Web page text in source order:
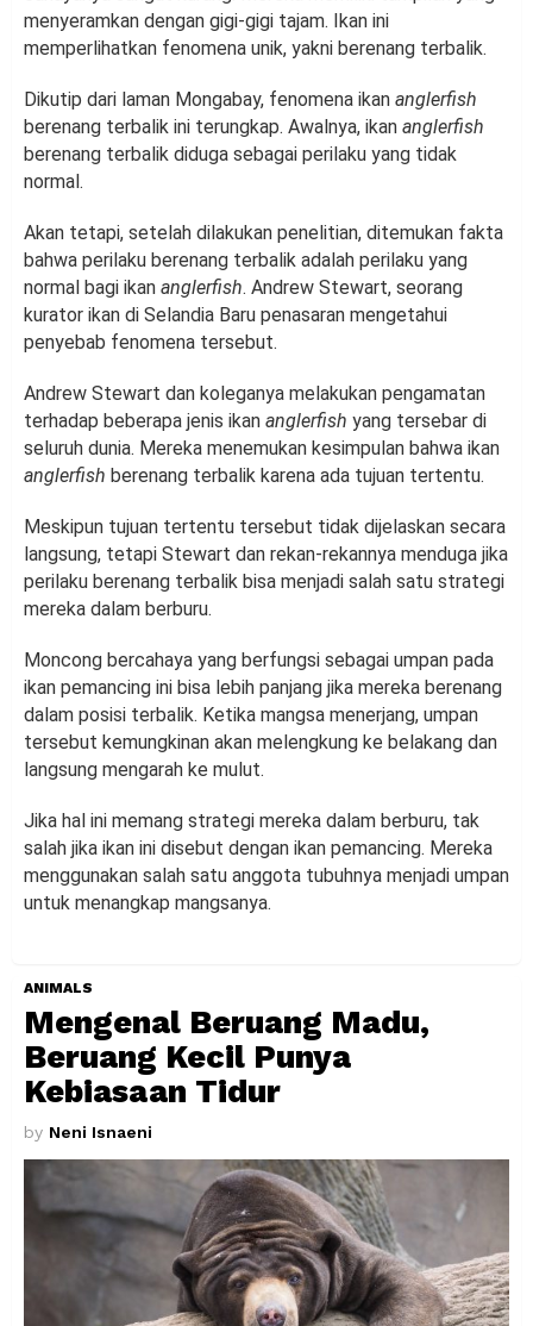
menyeramkan dengan gigi-gigi tajam. Ikan ini
memperlihatkan fenomena unik, yakni berenang terbalik.
Dikutip dari laman Mongabay, fenomena ikan anglerfish
berenang terbalik ini terungkap. Awalnya, ikan anglerfish
berenang terbalik diduga sebagai perilaku yang tidak
normal.
Akan tetapi, setelah dilakukan penelitian, ditemukan fakta
bahwa perilaku berenang terbalik adalah perilaku yang
normal bagi ikan anglerfish. Andrew Stewart, seorang
kurator ikan di Selandia Baru penasaran mengetahui
penyebab fenomena tersebut.
Andrew Stewart dan koleganya melakukan pengamatan
terhadap beberapa jenis ikan anglerfish yang tersebar di
seluruh dunia. Mereka menemukan kesimpulan bahwa ikan
anglerfish berenang terbalik karena ada tujuan tertentu.
Meskipun tujuan tertentu tersebut tidak dijelaskan secara
langsung, tetapi Stewart dan rekan-rekannya menduga jika
perilaku berenang terbalik bisa menjadi salah satu strategi
mereka dalam berburu.
Moncong bercahaya yang berfungsi sebagai umpan pada
ikan pemancing ini bisa lebih panjang jika mereka berenang
dalam posisi terbalik. Ketika mangsa menerjang, umpan
tersebut kemungkinan akan melengkung ke belakang dan
langsung mengarah ke mulut.
Jika hal ini memang strategi mereka dalam berburu, tak
salah jika ikan ini disebut dengan ikan pemancing. Mereka
menggunakan salah satu anggota tubuhnya menjadi umpan
untuk menangkap mangsanya.
ANIMALS
Mengenal Beruang Madu,
Beruang Kecil Punya
Kebiasaan Tidur
by Neni Isnaeni